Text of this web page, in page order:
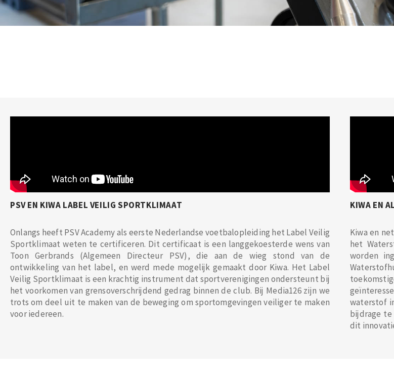
PSV EN KIWA LABEL VEILIG SPORTKLIMAAT
Onlangs heeft PSV Academy als eerste Nederlandse voetbalopleiding het Label Veilig
Sportklimaat weten te certificeren. Dit certificaat is een langgekoesterde wens van
Toon Gerbrands (Algemeen Directeur PSV), die aan de wieg stond van de
ontwikkeling van het label, en werd mede mogelijk gemaakt door Kiwa. Het Label
Veilig Sportklimaat is een krachtig instrument dat sportverenigingen ondersteunt bij
het voorkomen van grensoverschrijdend gedrag binnen de club. Bij Media126 zijn we
trots om deel uit te maken van de beweging om sportomgevingen veiliger te maken
voor iedereen.
KIWA EN
Kiwa en
het
worden
waterstof
bijdrage
dit